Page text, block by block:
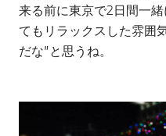
来る前に東京で2日間一
てもリラックスした雰囲
だな”と思うね。